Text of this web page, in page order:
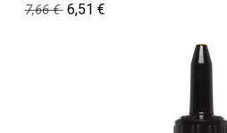
7,66€ 6,51 €